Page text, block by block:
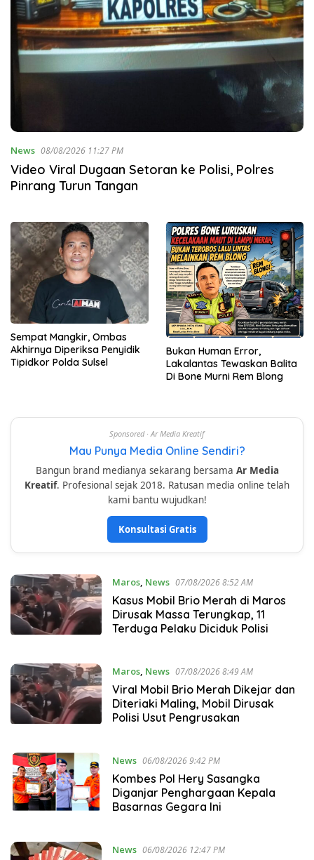
News 08/08/2026 11:27 PM
Video Viral Dugaan Setoran ke Polisi, Polres
Pinrang Turun Tangan
Sempat Mangkir, Ombas
Akhirnya Diperiksa Penyidik
Tipidkor Polda Sulsel
Bukan Human Error,
Lakalantas Tewaskan Balita
Di Bone Murni Rem Blong
Sponsored · Ar Media Kreatif
Mau Punya Media Online Sendiri?
Bangun brand medianya sekarang bersama Ar Media
Kreatif. Profesional sejak 2018. Ratusan media online telah
kami bantu wujudkan!
Konsultasi Gratis
Maros, News 07/08/2026 8:52 AM
Kasus Mobil Brio Merah di Maros
Dirusak Massa Terungkap, 11
Terduga Pelaku Diciduk Polisi
Maros, News 07/08/2026 8:49 AM
Viral Mobil Brio Merah Dikejar dan
Diteriaki Maling, Mobil Dirusak
Polisi Usut Pengrusakan
News 06/08/2026 9:42 PM
Kombes Pol Hery Sasangka
Diganjar Penghargaan Kepala
Basarnas Gegara Ini
News 06/08/2026 12:47 PM